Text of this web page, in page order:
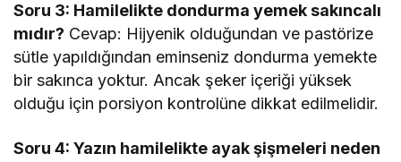
Soru 3: Hamilelikte dondurma yemek sakıncalı
mıdır? Cevap: Hijyenik olduğundan ve pastörize
sütle yapıldığından eminseniz dondurma yemekte
bir sakınca yoktur. Ancak şeker içeriği yüksek
olduğu için porsiyon kontrolüne dikkat edilmelidir.
Soru 4: Yazın hamilelikte ayak şişmeleri neden